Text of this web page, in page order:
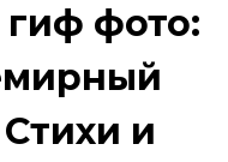
фото:
и